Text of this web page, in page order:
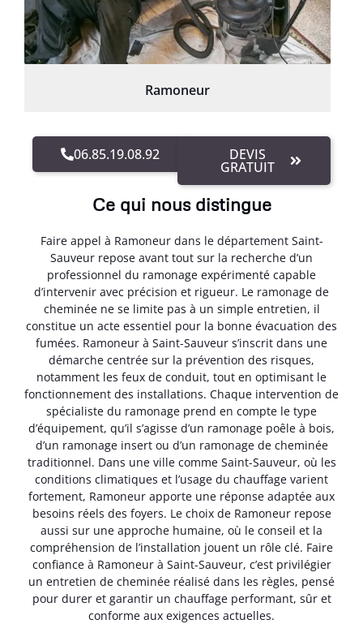
Ramoneur
06.85.19.08.92 DEVIS
GRATUIT
Ce qui nous distingue
Faire appel à Ramoneur dans le département Saint-
Sauveur repose avant tout sur la recherche d’un
professionnel du ramonage expérimenté capable
d’intervenir avec précision et rigueur. Le ramonage de
cheminée ne se limite pas à un simple entretien, il
constitue un acte essentiel pour la bonne évacuation des
fumées. Ramoneur à Saint-Sauveur s’inscrit dans une
démarche centrée sur la prévention des risques,
notamment les feux de conduit, tout en optimisant le
fonctionnement des installations. Chaque intervention de
spécialiste du ramonage prend en compte le type
d’équipement, qu’il s’agisse d’un ramonage poêle à bois,
d’un ramonage insert ou d’un ramonage de cheminée
traditionnel. Dans une ville comme Saint-Sauveur, où les
conditions climatiques et l’usage du chauffage varient
fortement, Ramoneur apporte une réponse adaptée aux
besoins réels des foyers. Le choix de Ramoneur repose
aussi sur une approche humaine, où le conseil et la
compréhension de l’installation jouent un rôle clé. Faire
confiance à Ramoneur à Saint-Sauveur, c’est privilégier
un entretien de cheminée réalisé dans les règles, pensé
pour durer et garantir un chauffage performant, sûr et
conforme aux exigences actuelles.